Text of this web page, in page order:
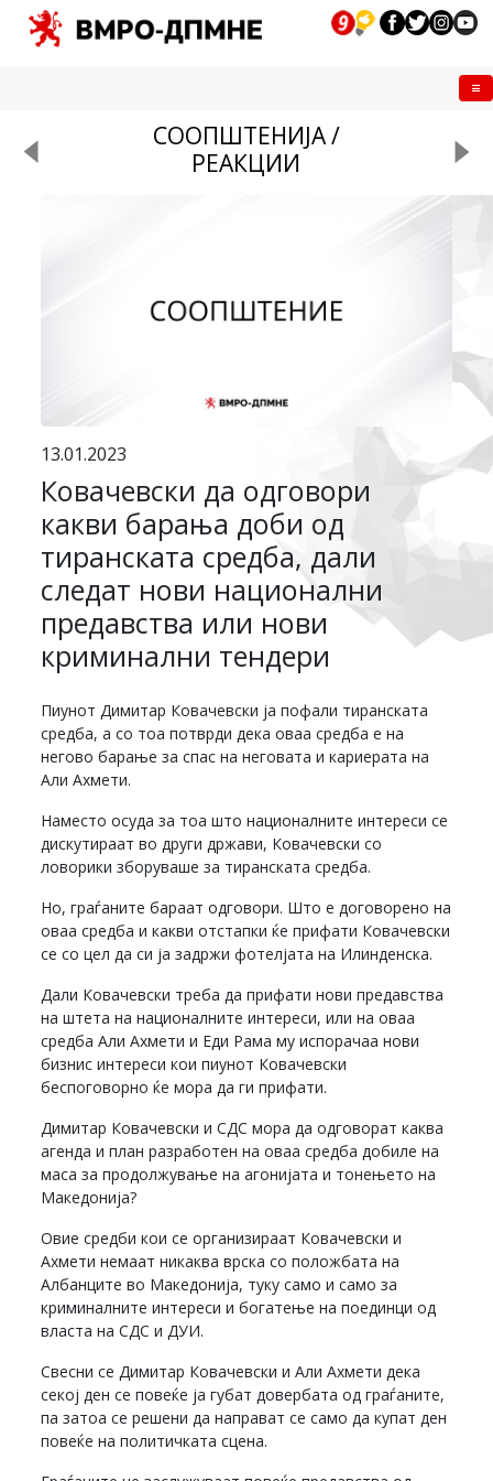
СООПШТЕНИЈА /
РЕАКЦИИ
13.01.2023
Ковачевски да одговори
какви барања доби од
тиранската средба, дали
следат нови национални
предавства или нови
криминални тендери
Пиунот Димитар Ковачевски ја пофали тиранската
средба, а со тоа потврди дека оваа средба е на
негово барање за спас на неговата и кариерата на
Али Ахмети.
Наместо осуда за тоа што националните интереси се
дискутираат во други држави, Ковачевски со
ловорики зборуваше за тиранската средба.
Но, граѓаните бараат одговори. Што е договорено на
оваа средба и какви отстапки ќе прифати Ковачевски
се со цел да си ја задржи фотелјата на Илинденска.
Дали Ковачевски треба да прифати нови предавства
на штета на националните интереси, или на оваа
средба Али Ахмети и Еди Рама му испорачаа нови
бизнис интереси кои пиунот Ковачевски
беспоговорно ќе мора да ги прифати.
Димитар Ковачевски и СДС мора да одговорат каква
агенда и план разработен на оваа средба добиле на
маса за продолжување на агонијата и тонењето на
Македонија?
Овие средби кои се организираат Ковачевски и
Ахмети немаат никаква врска со положбата на
Албанците во Македонија, туку само и само за
криминалните интереси и богатење на поединци од
власта на СДС и ДУИ.
Свесни се Димитар Ковачевски и Али Ахмети дека
секој ден се повеќе ја губат довербата од граѓаните,
па затоа се решени да направат се само да купат ден
повеќе на политичката сцена.